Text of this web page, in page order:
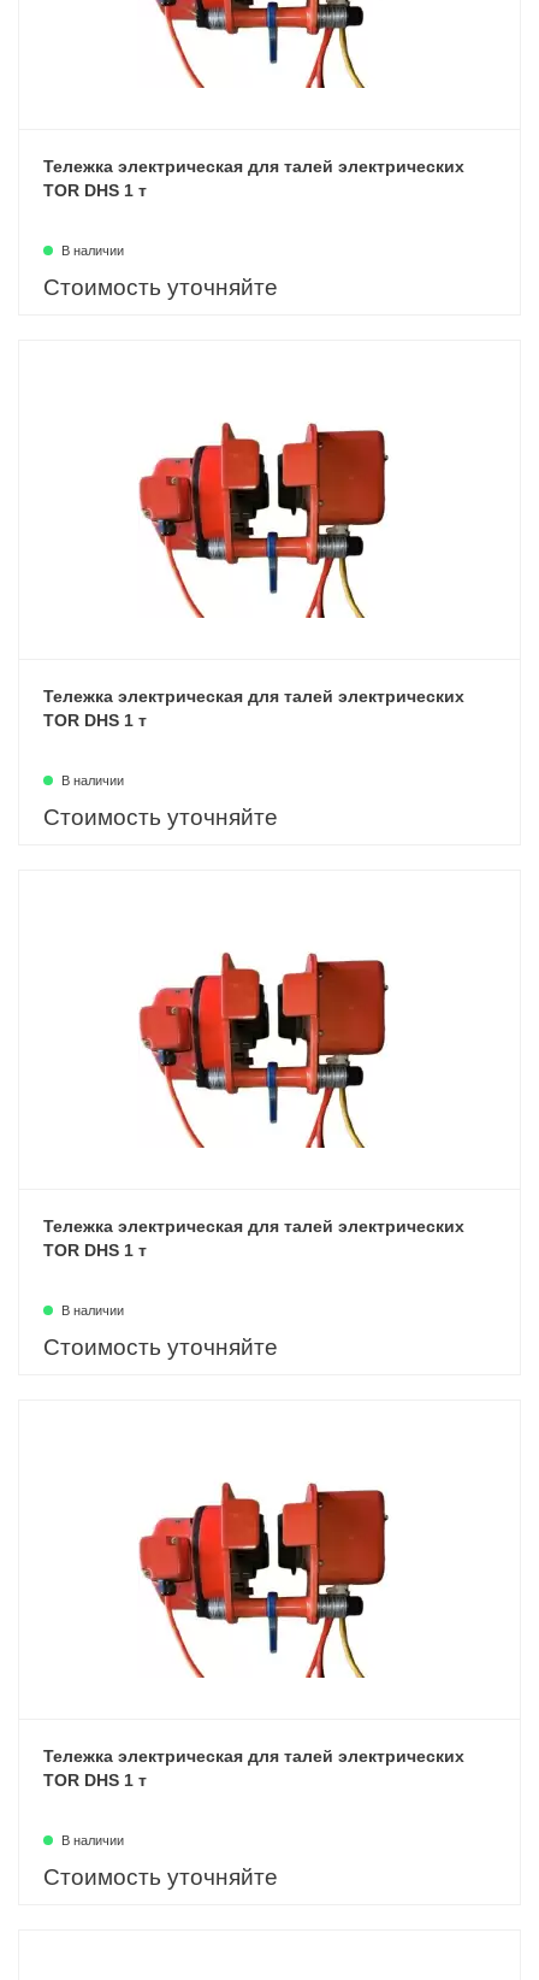
Тележка электрическая для талей электрических
TOR DHS 1 т
В наличии
Стоимость уточняйте
Тележка электрическая для талей электрических
TOR DHS 1 т
В наличии
Стоимость уточняйте
Тележка электрическая для талей электрических
TOR DHS 1 т
В наличии
Стоимость уточняйте
Тележка электрическая для талей электрических
TOR DHS 1 т
В наличии
Стоимость уточняйте